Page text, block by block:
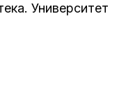
Университет